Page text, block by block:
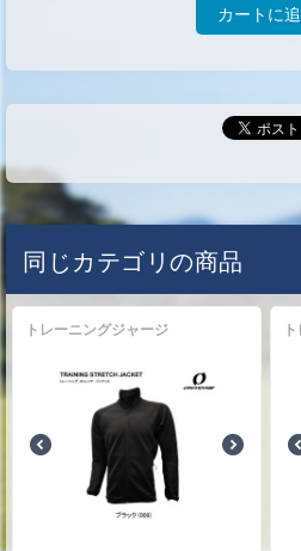
カートに
同じカテゴリの商品
トレーニングジャージ